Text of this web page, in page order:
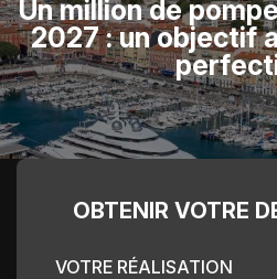
Un million de
2027 : un objectif
OBTENIR VOTRE
VOTRE RÉALISATION